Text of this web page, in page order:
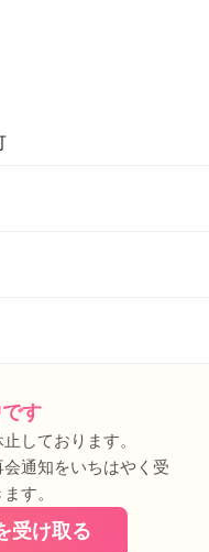
す
しております。
通知をいちはやく受
す。
受け取る